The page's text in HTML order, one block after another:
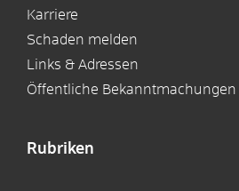
Karriere
Schaden melden
Links & Adressen
Öffentliche Bekanntmachungen
Rubriken